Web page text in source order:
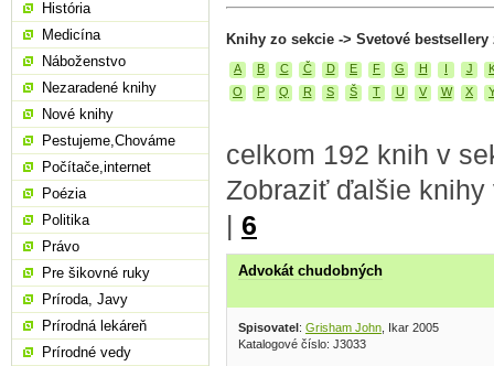
Knihy zo sekcie -> Svetové bestsellery
A B C Č D E F G H I J
O
P Q R S Š T U V W X
celkom 192 knih v
Zobraziť ďalšie
| 6
Advokát chudobných
Spisovatel: Grisham John , Ikar 2005
Katalogové číslo: J3033
História
Medicína
Náboženstvo
Nezaradené knihy
Nové knihy
Pestujeme,Chováme
Počítače,internet
Poézia
Politika
Právo
Pre šikovné ruky
Príroda, Javy
Prírodná lekáreň
Prírodné vedy